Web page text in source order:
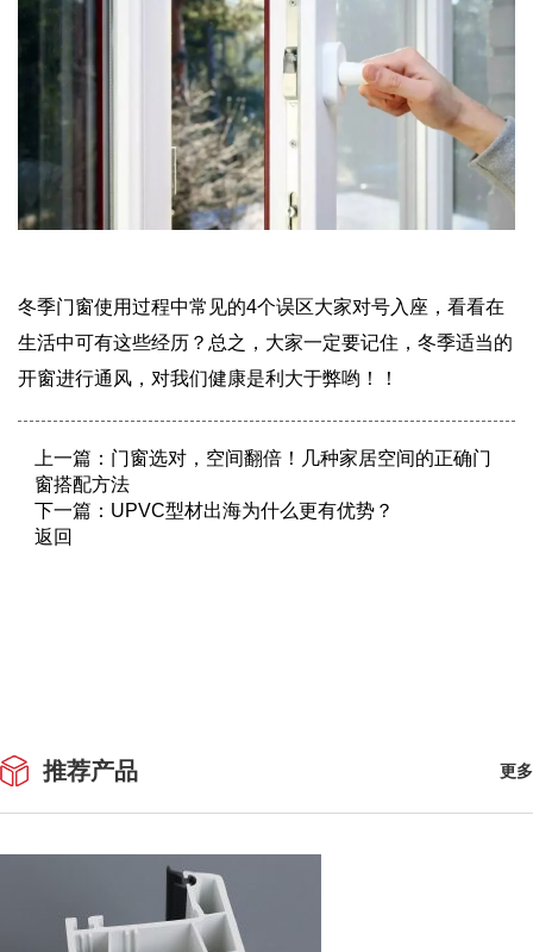
冬季门窗使用过程中常见的4个误区大家对号入座，看看在
生活中可有这些经历？总之，大家一定要记住，冬季适当的
开窗进行通风，对我们健康是利大于弊哟！！
上一篇： 门窗选对，空间翻倍！几种家居空间的正确门
窗搭配方法
下一篇： UPVC型材出海为什么更有优势？
返回
推荐产品 更多